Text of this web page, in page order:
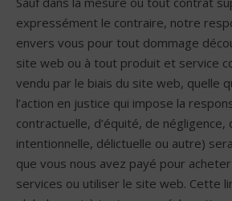
expressément le contraire, notre
envers vous pour tout dommage
site web ou à tout produit et service
vendu par le biais du site web, quelle
l’action en justice qui impose la
contractuelle, d’équité, de négligence,
intentionnelle, délictuelle ou autre)
que vous nous avez payé pour
services ou utiliser le site web. Cette